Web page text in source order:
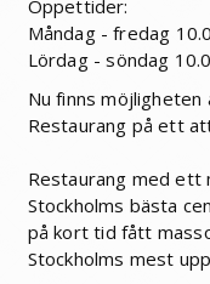
Öppettider:
Måndag - fredag
Lördag - söndag
Nu finns
Restaurang på ett
Restaurang med ett
Stockholms bästa
på kort tid fått
Stockholms mest